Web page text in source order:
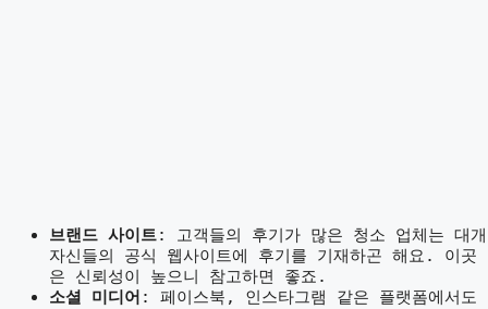
브랜드 사이트: 고객들의 후기가 많은 청소 업체는 대개
자신들의 공식 웹사이트에 후기를 기재하곤 해요. 이곳
은 신뢰성이 높으니 참고하면 좋죠.
소셜 미디어 : 페이스북, 인스타그램 같은 플랫폼에서도